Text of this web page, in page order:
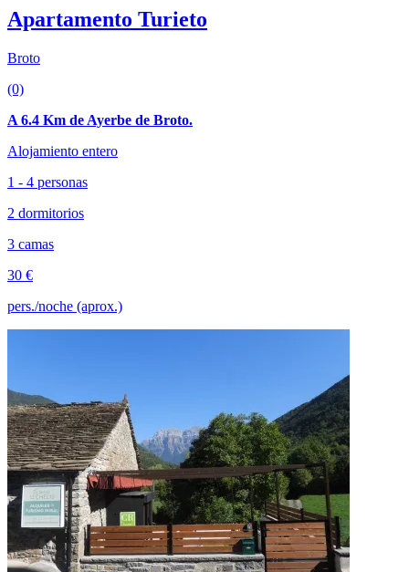
Apartamento Turieto
Broto
(0)
A 6.4 Km de Ayerbe de Broto.
Alojamiento entero
1 - 4 personas
2 dormitorios
3 camas
30 €
pers./noche (aprox.)